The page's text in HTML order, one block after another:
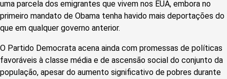
uma parcela dos emigrantes que vivem nos EUA, embora no
primeiro mandato de Obama tenha havido mais deportações do
que em qualquer governo anterior.
O Partido Democrata acena ainda com promessas de políticas
favoráveis à classe média e de ascensão social do conjunto da
população, apesar do aumento significativo de pobres durante